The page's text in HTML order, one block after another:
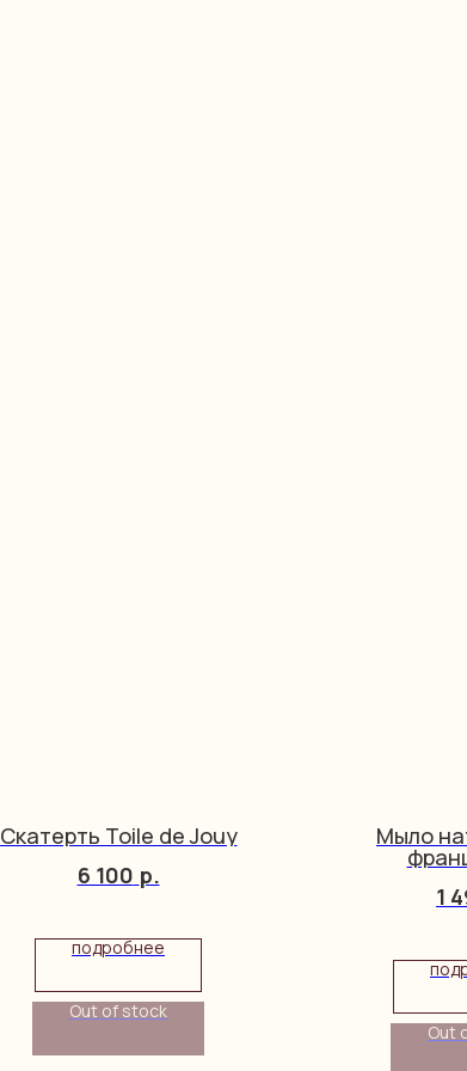
Скатерть Toile de Jouy
6 100 р.
подробнее
Out of stock
Мыло
1
Out